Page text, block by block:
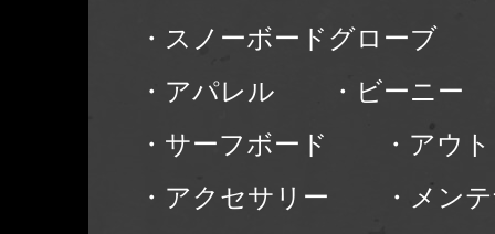
・スノーボードグローブ
・アパレル
・ビーニー
・サーフボード
・アウ
・アクセサリー
・メン